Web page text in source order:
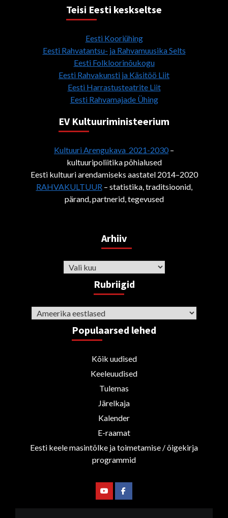
Teisi Eesti keskseltse
Eesti Kooriühing
Eesti Rahvatantsu- ja Rahvamuusika Selts
Eesti Folkloorinõukogu
Eesti Rahvakunsti ja Käsitöö Liit
Eesti Harrastusteatrite Liit
Eesti Rahvamajade Ühing
EV Kultuuriministeerium
Kultuuri Arengukava 2021-2030–
kultuuripoliitika põhialused
Eesti kultuuri arendamiseks aastatel 2014–2020
RAHVAKULTUUR– statistika, traditsioonid,
pärand, partnerid, tegevused
Arhiiv
Arhiiv
Rubriigid
Rubriigid
Populaarsed lehed
Kõik uudised
Keeleuudised
Tulemas
Järelkaja
Kalender
E-raamat
Eesti keele masintõlke ja toimetamise / õigekirja
programmid
YoutubeFacebook